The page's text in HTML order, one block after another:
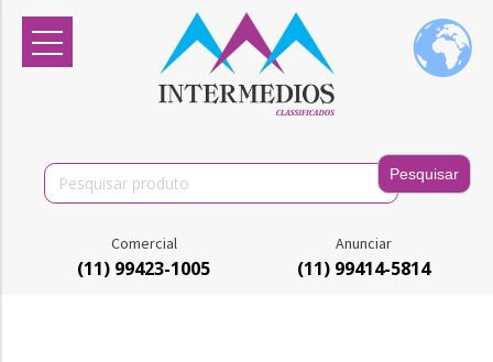
Search
for:
Comercial
(11) 99423-1005
Anunciar
(11) 99414-5814